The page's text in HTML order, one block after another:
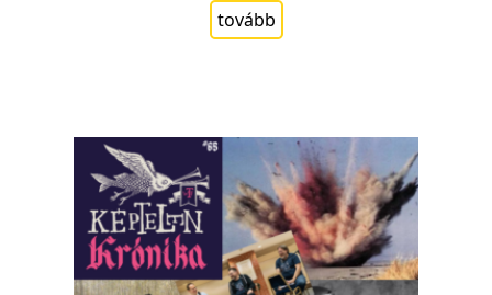
tovább